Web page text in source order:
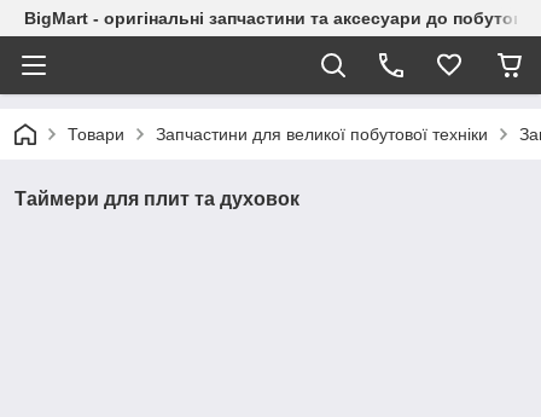
BigMart - оригінальні запчастини та аксесуари до побутової
Товари Запчастини для великої побутової техніки
Таймери для плит та духовок